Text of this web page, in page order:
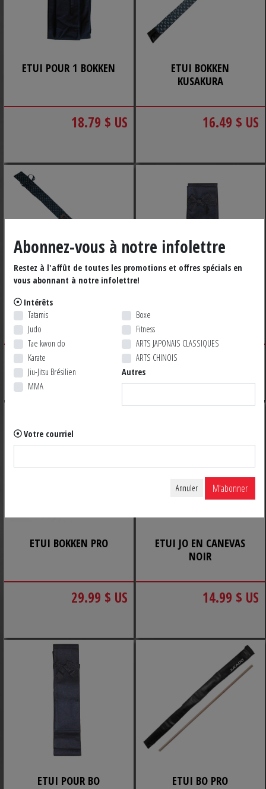
ETUI POUR 1 BOKKEN
18.79 $ US
ETUI BOKKEN
KUSAKURA
16.49 $ US
ETUI BOKKEN
KUSAKURA DOUBLE
18.79 $ US RUPTURE DE STOCK
$ US
ETUI BOKKEN PRO
29.99 $ US
ETUI JO EN CANEVAS
NOIR
14.99 $ US
ETUI POUR BO ETUI BO PRO
Abonnez-vous à notre infolettre
Restez à l'affût de toutes les promotions et offres spécials en
vous abonnant à notre infolettre!
Intérêts
Tatamis
Judo
Tae kwon do
Karate
Jiu-Jitsu Brésilien
MMA
Boxe
Fitness
ARTS JAPONAIS CLASSIQUES
ARTS CHINOIS
Autres
Votre courriel
Annuler M'abonner